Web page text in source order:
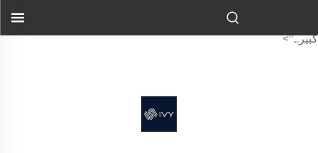
مصنوعة لطرد الرمال وتحسين تجربة الذهاب إلى الشاطئ بشكل
كبير...">